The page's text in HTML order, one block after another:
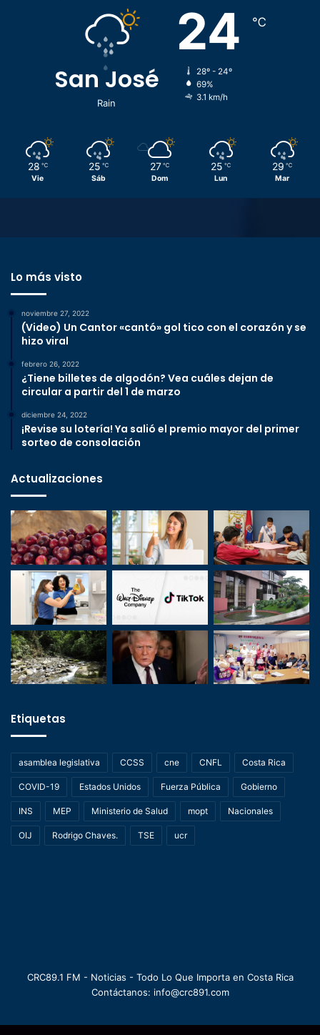
San José
Rain
24 ℃
28º - 24º
69%
3.1 km/h
28 ℃
Vie
25 ℃
Sáb
27 ℃
Dom
25 ℃
Lun
29 ℃
Mar
Lo más visto
noviembre 27, 2022
(Video) Un Cantor «cantó» gol tico con el corazón y se
hizo viral
febrero 26, 2022
¿Tiene billetes de algodón? Vea cuáles dejan de
circular a partir del 1 de marzo
diciembre 24, 2022
¡Revise su lotería! Ya salió el premio mayor del primer
sorteo de consolación
Actualizaciones
Etiquetas
asamblea legislativa CCSS cne CNFL Costa Rica
COVID-19 Estados Unidos Fuerza Pública Gobierno
INS MEP Ministerio de Salud mopt Nacionales
OIJ Rodrigo Chaves. TSE ucr
CRC89.1 FM - Noticias - Todo Lo Que Importa en Costa Rica
Contáctanos: info@crc891.com